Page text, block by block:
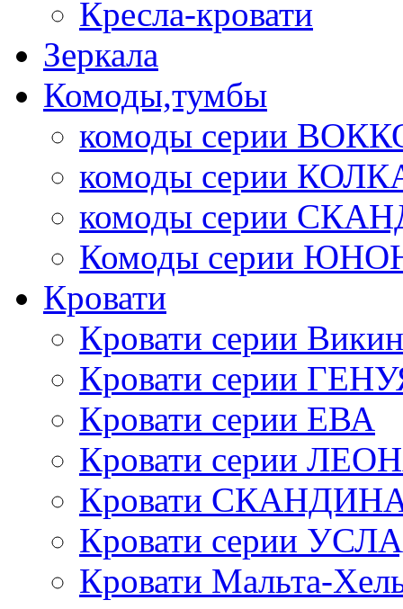
Кресла-кровати
Зеркала
Комоды,тумбы
комоды серии
комоды серии
комоды серии
Комоды серии
Кровати
Кровати серии
Кровати серии
Кровати серии ЕВА
Кровати серии
Кровати
Кровати серии
Кровати Мальта-